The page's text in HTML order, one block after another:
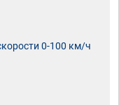
0-100 км/ч